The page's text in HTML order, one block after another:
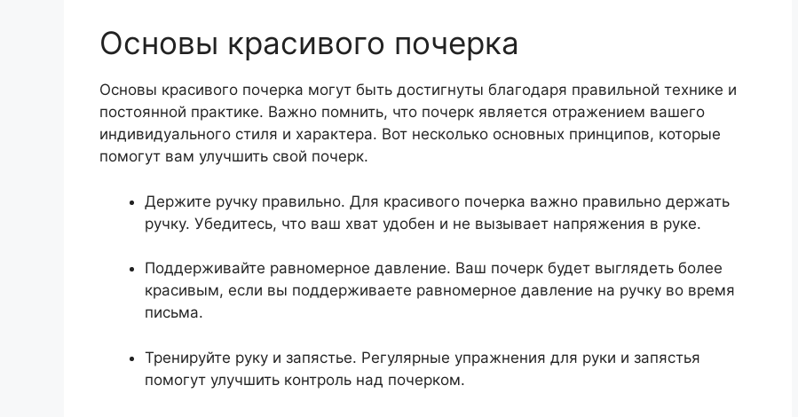
Основы красивого почерка
Основы красивого почерка могут быть достигнуты благодаря правильной технике и
постоянной практике. Важно помнить, что почерк является отражением вашего
индивидуального стиля и характера. Вот несколько основных принципов, которые
помогут вам улучшить свой почерк.
Держите ручку правильно. Для красивого почерка важно правильно держать
ручку. Убедитесь, что ваш хват удобен и не вызывает напряжения в руке.
Поддерживайте равномерное давление. Ваш почерк будет выглядеть более
красивым, если вы поддерживаете равномерное давление на ручку во время
письма.
Тренируйте руку и запястье. Регулярные упражнения для руки и запястья
помогут улучшить контроль над почерком.